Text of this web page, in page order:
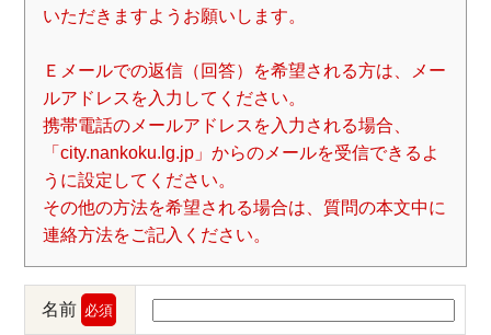
いただきますようお願いします。
Ｅメールでの返信（回答）を希望される方は、メー
ルアドレスを入力してください。
携帯電話のメールアドレスを入力される場合、
「city.nankoku.lg.jp」からのメールを受信できるよ
うに設定してください。
その他の方法を希望される場合は、質問の本文中に
連絡方法をご記入ください。
名前 必須